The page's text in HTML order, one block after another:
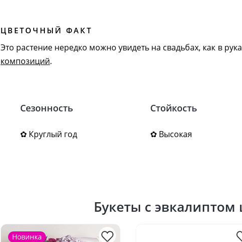
ЦВЕТОЧНЫЙ ФАКТ
Это растение нередко можно увидеть на свадьбах, как в
композиций.
Сезонность
✿ Круглый год
Стойкость
✿ Высокая
Букеты с эвкалиптом
Новинка